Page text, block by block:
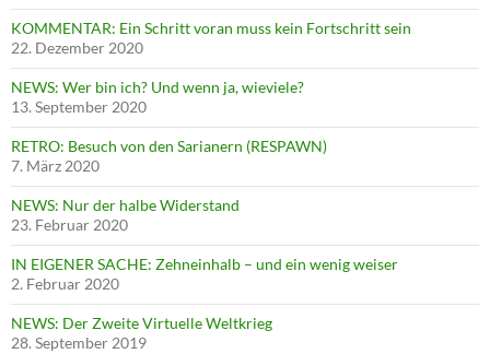
KOMMENTAR: Ein Schritt voran muss kein Fortschritt sein
22. Dezember 2020
NEWS: Wer bin ich? Und wenn ja, wieviele?
13. September 2020
RETRO: Besuch von den Sarianern (RESPAWN)
7. März 2020
NEWS: Nur der halbe Widerstand
23. Februar 2020
IN EIGENER SACHE: Zehneinhalb – und ein wenig weiser
2. Februar 2020
NEWS: Der Zweite Virtuelle Weltkrieg
28. September 2019